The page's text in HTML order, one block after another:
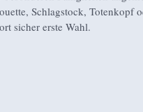
Schlagstock, Totenkopf
sicher erste Wahl.